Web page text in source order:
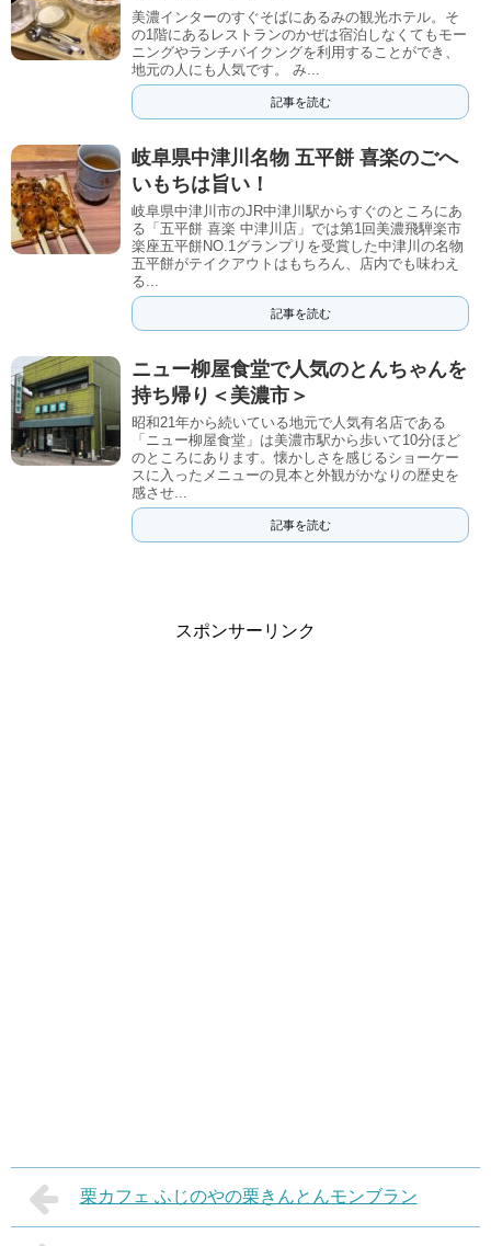
美濃インターのすぐそばにあるみの観光ホテル。そ
の1階にあるレストランのかぜは宿泊しなくてもモー
ニングやランチバイクングを利用することができ、
地元の人にも人気です。 み...
記事を読む
岐阜県中津川名物 五平餅 喜楽のごへ
いもちは旨い！
岐阜県中津川市のJR中津川駅からすぐのところにあ
る「五平餅 喜楽 中津川店」では第1回美濃飛騨楽市
楽座五平餅NO.1グランプリを受賞した中津川の名物
五平餅がテイクアウトはもちろん、店内でも味わえ
る...
記事を読む
ニュー柳屋食堂で人気のとんちゃんを
持ち帰り＜美濃市＞
昭和21年から続いている地元で人気有名店である
「ニュー柳屋食堂」は美濃市駅から歩いて10分ほど
のところにあります。懐かしさを感じるショーケー
スに入ったメニューの見本と外観がかなりの歴史を
感させ...
記事を読む
スポンサーリンク
栗カフェ ふじのやの栗きんとんモンブラン